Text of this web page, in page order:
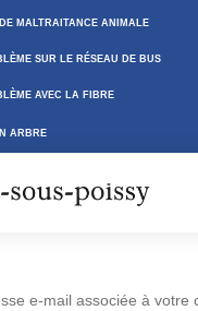
MALTRAITANCE ANIMALE
SUR LE RÉSEAU DE BUS
AVEC LA FIBRE
ARBRE
e-mail associée à votre